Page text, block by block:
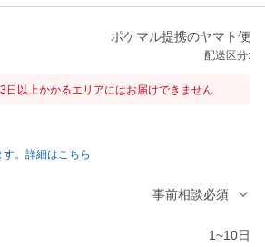
ポケマル提携のヤマト便
配送区分:
以上かかるエリアにはお届けできません
。詳細はこちら
事前相談必須
1~10日